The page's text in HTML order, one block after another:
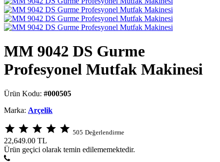
MM 9042 DS Gurme
Profesyonel Mutfak Makinesi
Ürün Kodu: #000505
Marka: Arçelik
star star star star star 505 Değerlendirme
22,649.00 TL
Ürün geçici olarak temin edilememektedir.